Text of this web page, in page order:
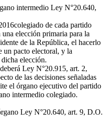
intermedio Ley N°20.640,
colegiado de cada partido
elección primaria para la
de la República, el hacerlo
pacto electoral, y la
elección.
Ley N°20.915, art. 2,
de las decisiones señaladas
el órgano ejecutivo del partido
intermedio colegiado.
Ley N°20.640, art. 9, D.O.